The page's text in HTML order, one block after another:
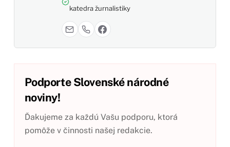
katedra žurnalistiky
Podporte Slovenské národné
noviny!
Ďakujeme za každú Vašu podporu, ktorá
pomôže v činnosti našej redakcie.